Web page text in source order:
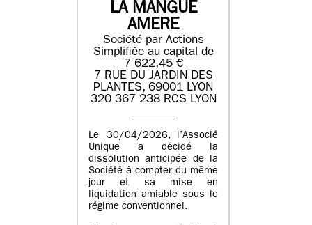
LA MANGUE
AMERE
Société par Actions
Simplifiée au capital de
7 622,45 €
7 RUE DU JARDIN DES
PLANTES, 69001 LYON
320 367 238 RCS LYON
Le 30/04/2026, l’Associé
Unique a décidé la
dissolution anticipée de la
Société à compter du même
jour et sa mise en
liquidation amiable sous le
régime conventionnel.